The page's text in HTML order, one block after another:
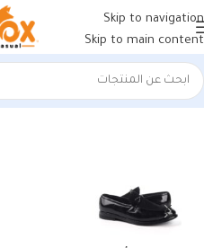
Skip to navigation
Skip to main content
الرئيسية/منتجات تحت الوسم